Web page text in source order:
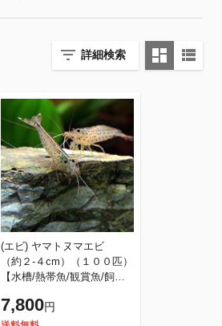
詳細検索
(エビ) ヤマトヌマエビ
（約２-４cm）（１００匹）
【水槽/熱帯魚/観賞魚/飼
【アクアリウム/あくありう
む】
7,800円